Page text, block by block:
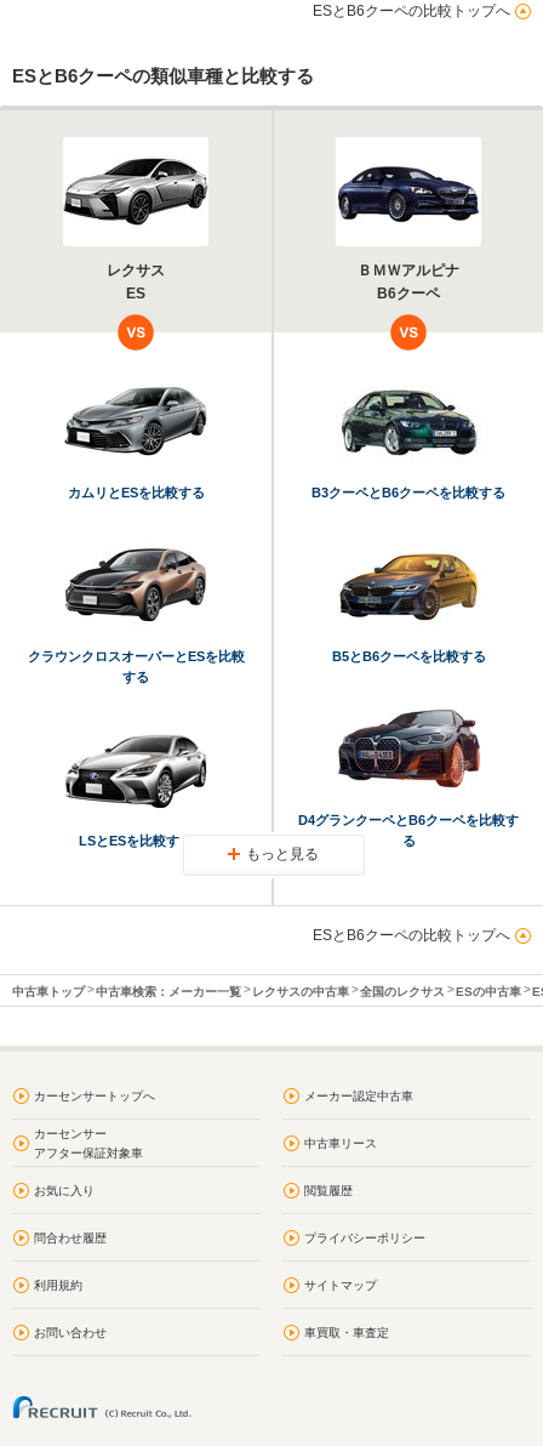
ESとB6クーペの比較トップへ
ESとB6クーペの類似車種と比較する
レクサス
ES
ＢＭＷアルピナ
B6クーペ
カムリとESを比較する
クラウンクロスオーバーとESを比較
する
LSとESを比較する
B3クーペとB6クーペを比較する
B5とB6クーペを比較する
D4グランクーペとB6クーペを比較す
る
もっと見る
ESとB6クーペの比較トップへ
中古車トップ 中古車検索：メーカー一覧 レクサスの中古車 全国のレクサス ESの中古車
カーセンサートップへ メーカー認定中古車
カーセンサー
アフター保証対象車
中古車リース
お気に入り 閲覧履歴
問合わせ履歴 プライバシーポリシー
利用規約 サイトマップ
お問い合わせ 車買取・車査定